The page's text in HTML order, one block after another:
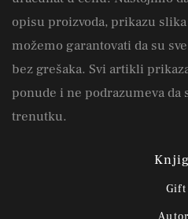
opisu proizvoda, prikazu
možemo garantovati da su
bez grešaka. Svi artikli
ponude i ne podrazumeva da
trenutku.
Gift